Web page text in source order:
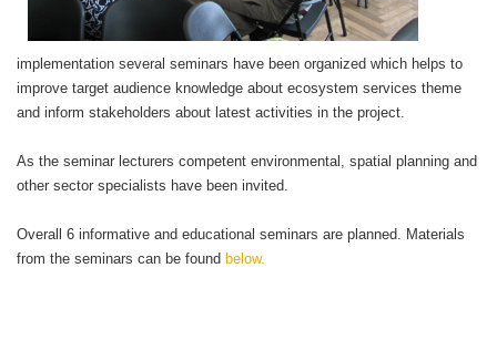
implementation several seminars have been organized which helps to
improve target audience knowledge about ecosystem services theme
and inform stakeholders about latest activities in the project.
As the seminar lecturers competent environmental, spatial planning and
other sector specialists have been invited.
Overall 6 informative and educational seminars are planned. Materials
from the seminars can be found below.